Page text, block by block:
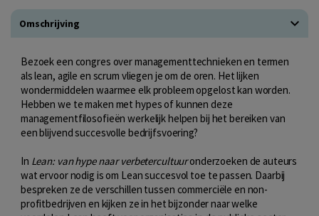
Omschrijving
Bezoek een congres over managementtechnieken en termen
als lean, agile en scrum vliegen je om de oren. Het lijken
wondermiddelen waarmee elk probleem opgelost kan worden.
Hebben we te maken met hypes of kunnen deze
managementfilosofieën werkelijk helpen bij het bereiken van
een blijvend succesvolle bedrijfsvoering?
In Lean: van hype naar verbetercultuuronderzoeken de auteurs
wat ervoor nodig is om Lean succesvol toe te passen. Daarbij
bespreken ze de verschillen tussen commerciële en non-
profitbedrijven en kijken ze in het bijzonder naar welke